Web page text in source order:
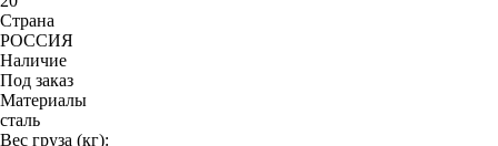
Страна
РОССИЯ
Наличие
Под заказ
Материалы
сталь
Вес груза (кг):